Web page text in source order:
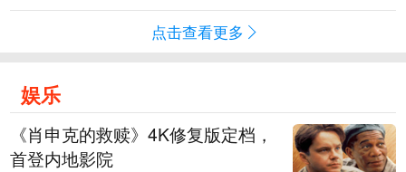
点击查看更多
娱乐
《肖申克的救赎》4K修复版定档，
首登内地影院